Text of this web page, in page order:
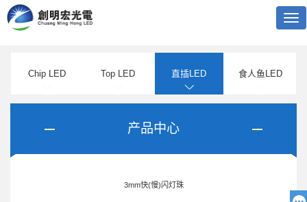
Chip LED Top LED 直插LED 食人鱼LED
产品中心
3mm快(慢)闪灯珠